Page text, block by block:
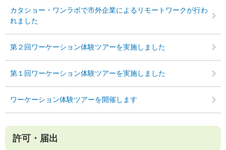
カタショー・ワンラボで市外企業によるリモートワークが行わ
れました
第２回ワーケーション体験ツアーを実施しました
第１回ワーケーション体験ツアーを実施しました
ワーケーション体験ツアーを開催します
許可・届出